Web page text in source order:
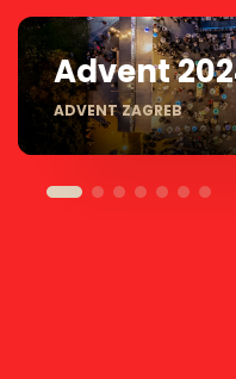
Advent
ADVENT ZAGREB